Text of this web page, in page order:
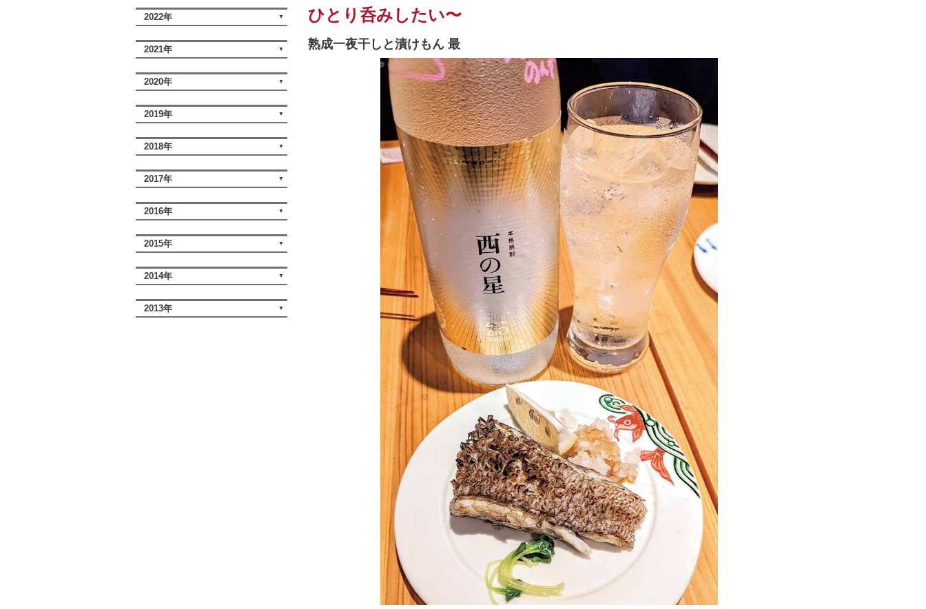
2022年
2021年
2020年
2019年
2018年
2017年
2016年
2015年
2014年
2013年
ひとり呑みしたい〜
熟成一夜干しと漬けもん 最